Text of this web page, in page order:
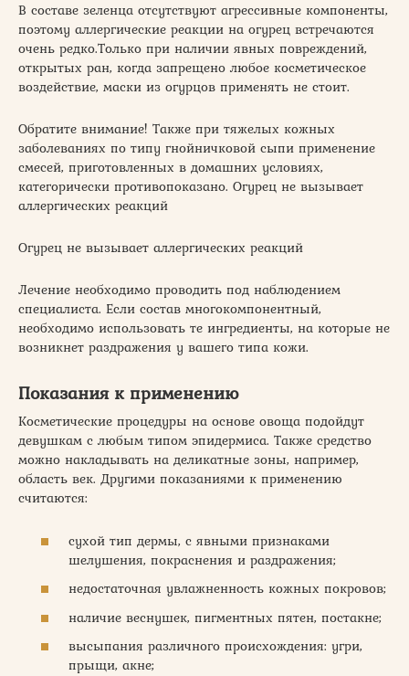
В составе зеленца отсутствуют агрессивные компоненты,
поэтому аллергические реакции на огурец встречаются
очень редко.Только при наличии явных повреждений,
открытых ран, когда запрещено любое косметическое
воздействие, маски из огурцов применять не стоит.
Обратите внимание! Также при тяжелых кожных
заболеваниях по типу гнойничковой сыпи применение
смесей, приготовленных в домашних условиях,
категорически противопоказано. Огурец не вызывает
аллергических реакций
Огурец не вызывает аллергических реакций
Лечение необходимо проводить под наблюдением
специалиста. Если состав многокомпонентный,
необходимо использовать те ингредиенты, на которые не
возникнет раздражения у вашего типа кожи.
Показания к применению
Косметические процедуры на основе овоща подойдут
девушкам с любым типом эпидермиса. Также средство
можно накладывать на деликатные зоны, например,
область век. Другими показаниями к применению
считаются:
сухой тип дермы, с явными признаками
шелушения, покраснения и раздражения;
недостаточная увлажненность кожных покровов;
наличие веснушек, пигментных пятен, постакне;
высыпания различного происхождения: угри,
прыщи, акне;